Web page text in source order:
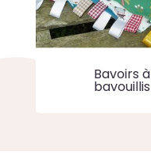
Bavoirs à
bavouillis